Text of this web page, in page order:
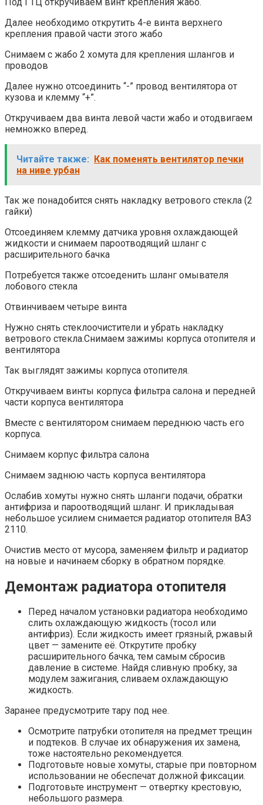
Далее необходимо открутить 4-е винта верхнего
крепления правой части этого жабо
Снимаем с жабо 2 хомута для крепления шлангов и
проводов
Далее нужно отсоединить “-” провод вентилятора от
кузова и клемму “+”.
Откручиваем два винта левой части жабо и отодвигаем
немножко вперед.
Читайте также: Как поменять вентилятор печки
на ниве урбан
Так же понадобится снять накладку ветрового стекла (2
гайки)
Отсоединяем клемму датчика уровня охлаждающей
жидкости и снимаем пароотводящий шланг с
расширительного бачка
Потребуется также отсоеденить шланг омывателя
лобового стекла
Отвинчиваем четыре винта
Нужно снять стеклоочистители и убрать накладку
ветрового стекла.Снимаем зажимы корпуса отопителя и
вентилятора
Так выглядят зажимы корпуса отопителя.
Откручиваем винты корпуса фильтра салона и передней
части корпуса вентилятора
Вместе с вентилятором снимаем переднюю часть его
корпуса.
Снимаем корпус фильтра салона
Снимаем заднюю часть корпуса вентилятора
Ослабив хомуты нужно снять шланги подачи, обратки
антифриза и пароотводящий шланг. И прикладывая
небольшое усилием снимается радиатор отопителя ВАЗ
2110.
Очистив место от мусора, заменяем фильтр и радиатор
на новые и начинаем сборку в обратном порядке.
Демонтаж радиатора отопителя
Перед началом установки радиатора необходимо
слить охлаждающую жидкость (тосол или
антифриз). Если жидкость имеет грязный, ржавый
цвет — замените её. Открутите пробку
расширительного бачка, тем самым сбросив
давление в системе. Найдя сливную пробку, за
модулем зажигания, сливаем охлаждающую
жидкость.
Заранее предусмотрите тару под нее.
Осмотрите патрубки отопителя на предмет трещин
и подтеков. В случае их обнаружения их замена,
тоже настоятельно рекомендуется.
Подготовьте новые хомуты, старые при повторном
использовании не обеспечат должной фиксации.
Подготовьте инструмент — отвертку крестовую,
небольшого размера.